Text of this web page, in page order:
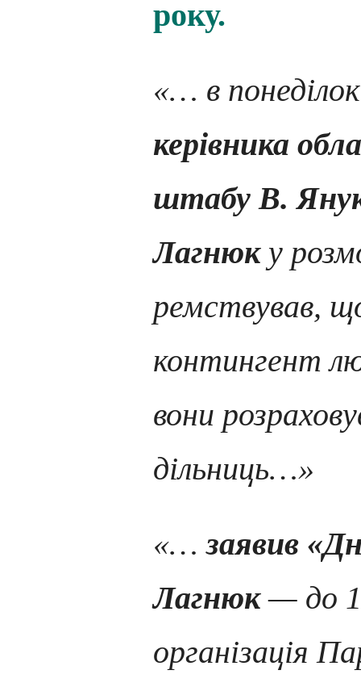
року.
«… в
керівника
штабу В.
Лагнюку
ремствував,
контингент
вони
дільниць…»
«…заявив
Лагнюк— до 1
організація